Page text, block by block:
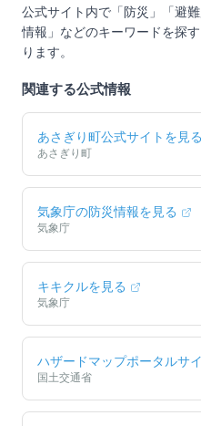
公式サイト内で「防災」「避
情報」などのキーワードを探
ります。
関連する公式情報
あさぎり町公式サイトを見る
あさぎり町
気象庁の防災情報を見る
気象庁
キキクルを見る
気象庁
ハザードマップポータルサ
国土交通省